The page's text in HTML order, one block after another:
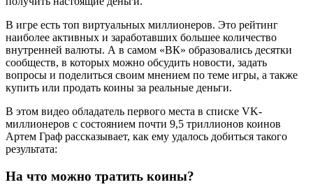
В игре есть топ виртуальных миллионеров. Это рейтинг
наиболее активных и заработавших большее количество
внутренней валюты. А в самом «ВК» образовались десятки
сообществ, в которых можно обсудить новости, задать
вопросы и поделиться своим мнением по теме игры, а также
купить или продать коины за реальные деньги.
В этом видео обладатель первого места в списке VK-
миллионеров с состоянием почти 9,5 триллионов коинов
Артем Граф рассказывает, как ему удалось добиться такого
результата:
На что можно тратить коины?